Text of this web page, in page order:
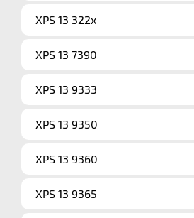
XPS 13 322x
XPS 13 7390
XPS 13 9333
XPS 13 9350
XPS 13 9360
XPS 13 9365